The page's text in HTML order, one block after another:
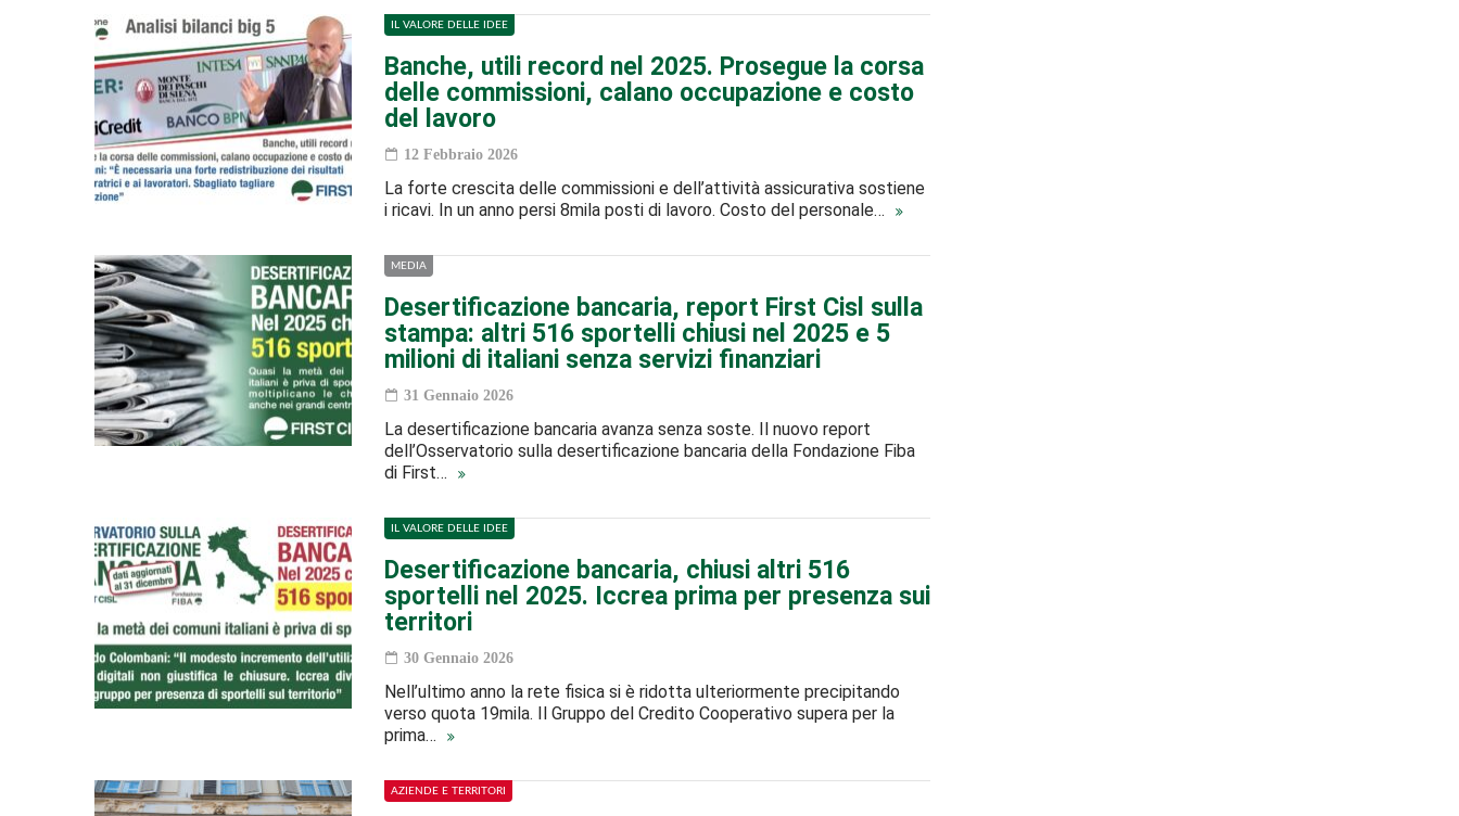
IL VALORE DELLE IDEE
Banche, utili record nel 2025. Prosegue la corsa
delle commissioni, calano occupazione e costo
del lavoro
12 Febbraio 2026
La forte crescita delle commissioni e dell’attività assicurativa sostiene
i ricavi. In un anno persi 8mila posti di lavoro. Costo del personale…
MEDIA
Desertificazione bancaria, report First Cisl sulla
stampa: altri 516 sportelli chiusi nel 2025 e 5
milioni di italiani senza servizi finanziari
31 Gennaio 2026
La desertificazione bancaria avanza senza soste. Il nuovo report
dell’Osservatorio sulla desertificazione bancaria della Fondazione Fiba
di First…
IL VALORE DELLE IDEE
Desertificazione bancaria, chiusi altri 516
sportelli nel 2025. Iccrea prima per presenza sui
territori
30 Gennaio 2026
Nell’ultimo anno la rete fisica si è ridotta ulteriormente precipitando
verso quota 19mila. Il Gruppo del Credito Cooperativo supera per la
prima…
AZIENDE E TERRITORI